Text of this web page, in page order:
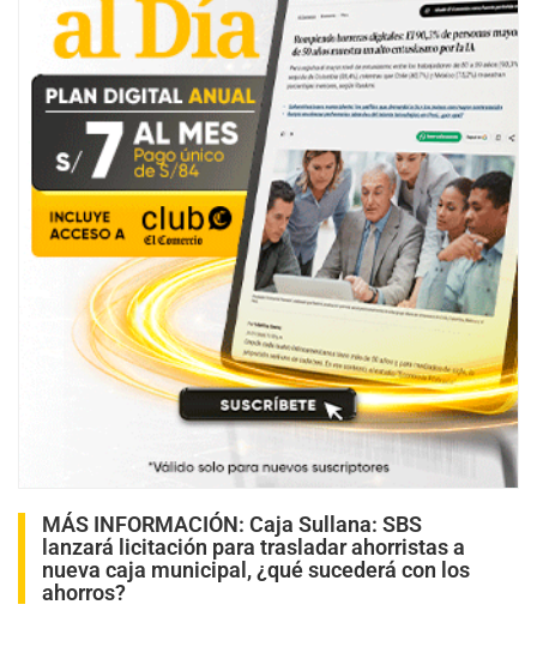
MÁS INFORMACIÓN: Caja Sullana: SBS
lanzará licitación para trasladar ahorristas a
nueva caja municipal, ¿qué sucederá con los
ahorros?